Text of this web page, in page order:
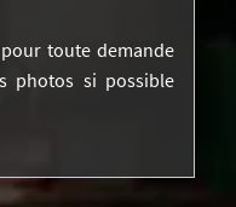
pour toute demande
photos si possible